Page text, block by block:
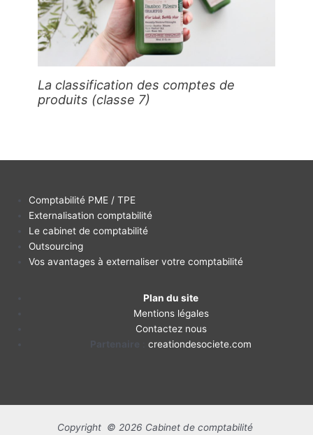
La classification des comptes de
produits (classe 7)
Comptabilité PME / TPE
Externalisation comptabilité
Le cabinet de comptabilité
Outsourcing
Vos avantages à externaliser votre comptabilité
Plan du site
Mentions légales
Contactez nous
:creationdesociete.com
Copyright © 2026 Cabinet de comptabilité